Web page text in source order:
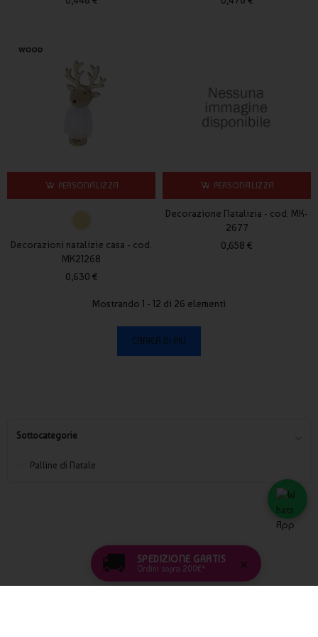
🚚 SPEDIZIONE GRATIS
Ordini sopra 200€* ×
PERSONALIZZA
Decorazioni natalizie casa - cod.
MK21268
0,630 €
PERSONALIZZA
Decorazione Natalizia - cod. MK-
2677
0,658 €
Mostrando 1 - 12 di 26 elementi
CARICA DI PIÙ
Sottocategorie
Palline di Natale